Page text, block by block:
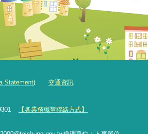
Statement) 交通資訊
【各業務職掌聯絡方式】